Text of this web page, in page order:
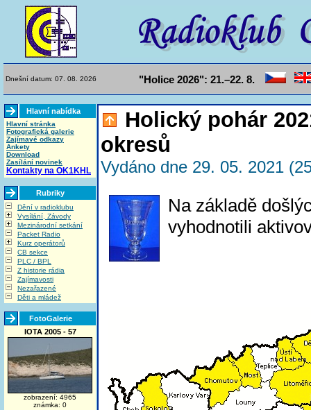
Dnešní datum: 07. 08. 2026 "Holice 2026": 21.–22. 8.
Hlavní nabídka
Hlavní stránka
Fotografická galerie
Zajímavé odkazy
Ankety
Download
Zasílání novinek
Kontakty na OK1KHL
Rubriky
Dění v radioklubu
Vysílání, Závody
Mezinárodní setkání
Packet Radio
Kurz operátorů
CB sekce
PLC / BPL
Z historie rádia
Zajímavosti
Nezařazené
Děti a mládež
FotoGalerie
IOTA 2005 - 57
zobrazení: 4965
známka: 0
Holický pohár
okresů
Vydáno dne 29. 05. 2021
Na základě
vyhodnotili